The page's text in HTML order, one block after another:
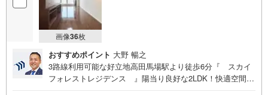
画像36枚
おすすめポイント 大野 暢之
3路線利用可能な好立地高田馬場駅より徒歩6分『 スカイ
フォレストレジデンス 』陽当り良好な2LDK！快適空間